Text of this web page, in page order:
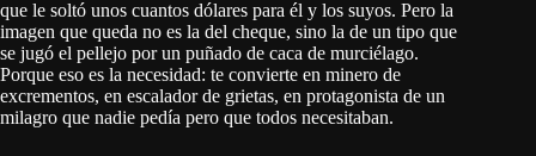
que le soltó unos cuantos dólares para él y los suyos. Pero la
imagen que queda no es la del cheque, sino la de un tipo que
se jugó el pellejo por un puñado de caca de murciélago.
Porque eso es la necesidad: te convierte en minero de
excrementos, en escalador de grietas, en protagonista de un
milagro que nadie pedía pero que todos necesitaban.